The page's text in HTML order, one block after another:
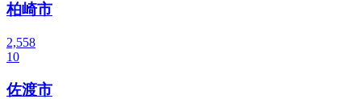
柏崎市
2,558
10
佐渡市